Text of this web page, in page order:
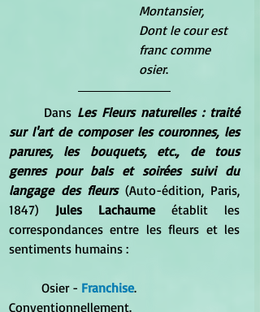
Montansier,
Dont le cour est
franc comme
osier.
	Dans
Les Fleurs naturelles : traité
sur l'art de composer les couronnes, les
parures, les bouquets, etc., de tous
genres pour bals et soirées suivi du
langage des fleurs (Auto-édition, Paris,
1847) Jules Lachaume établit les
correspondances entre les fleurs et les
sentiments humains :
	Osier -
Franchise.
Conventionnellement.